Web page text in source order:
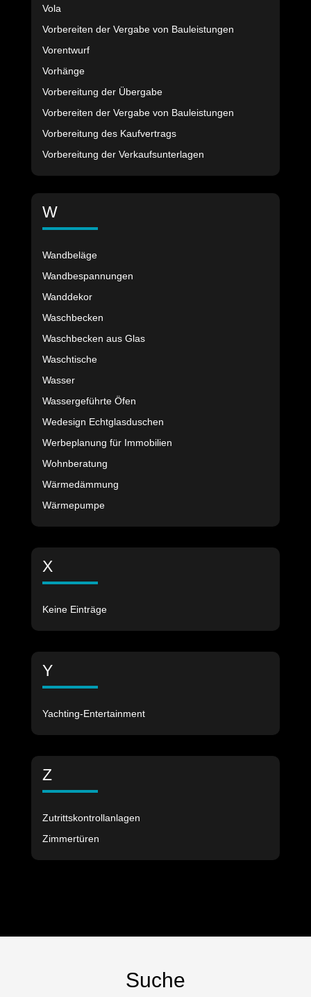
Vola
Vorbereiten der Vergabe von Bauleistungen
Vorentwurf
Vorhänge
Vorbereitung der Übergabe
Vorbereiten der Vergabe von Bauleistungen
Vorbereitung des Kaufvertrags
Vorbereitung der Verkaufsunterlagen
W
Wandbeläge
Wandbespannungen
Wanddekor
Waschbecken
Waschbecken aus Glas
Waschtische
Wasser
Wassergeführte Öfen
Wedesign Echtglasduschen
Werbeplanung für Immobilien
Wohnberatung
Wärmedämmung
Wärmepumpe
X
Keine Einträge
Y
Yachting-Entertainment
Z
Zutrittskontrollanlagen
Zimmertüren
Suche